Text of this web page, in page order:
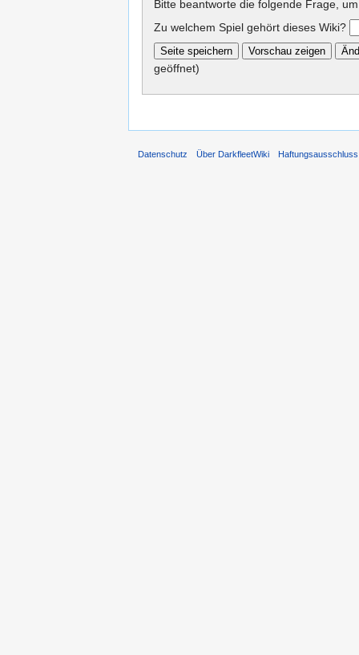
Bitte beantworte die folgende Frage,
Zu welchem Spiel gehört dieses Wiki?
geöffnet)
Datenschutz Über DarkfleetWiki Haftungsausschluss